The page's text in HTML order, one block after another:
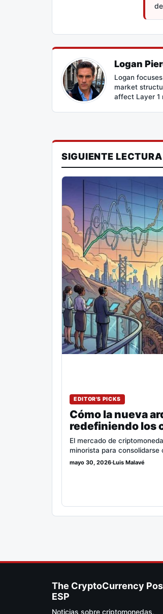
Logan
Logan
market
affect Layer 1
SIGUIENTE LECTURA
EDITOR'S PICKS
Cómo la nueva
redefiniendo los
El mercado de
minorista para
mayo 30, 2026·Luis Malavé
The CryptoCurrency
ESP
Noticias sobre criptomonedas,